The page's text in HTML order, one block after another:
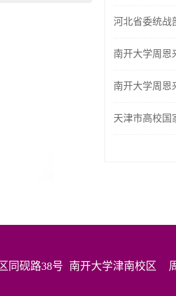
河北省委统战
南开大学周恩
南开大学周恩
天津市高校国
同砚路38号 南开大学津南校区